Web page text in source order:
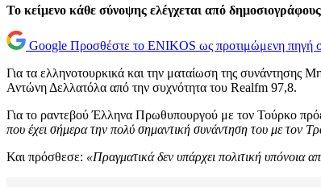
Το κείμενο κάθε σύνοψης ελέγχεται από
Google Προσθέστε το ENIKOS ως προτιμώμενη πηγή
Για τα ελληνοτουρκικά και την ματαίωση της
Αντώνη Δελλατόλα από την συχνότητα του Realfm 97,8.
Για το ραντεβού Έλληνα Πρωθυπουργού με τον Τούρκο
που έχει σήμερα την πολύ σημαντική συνάντηση του με τον
Και πρόσθεσε: «Πραγματικά δεν υπάρχει πολιτική υπόνοια